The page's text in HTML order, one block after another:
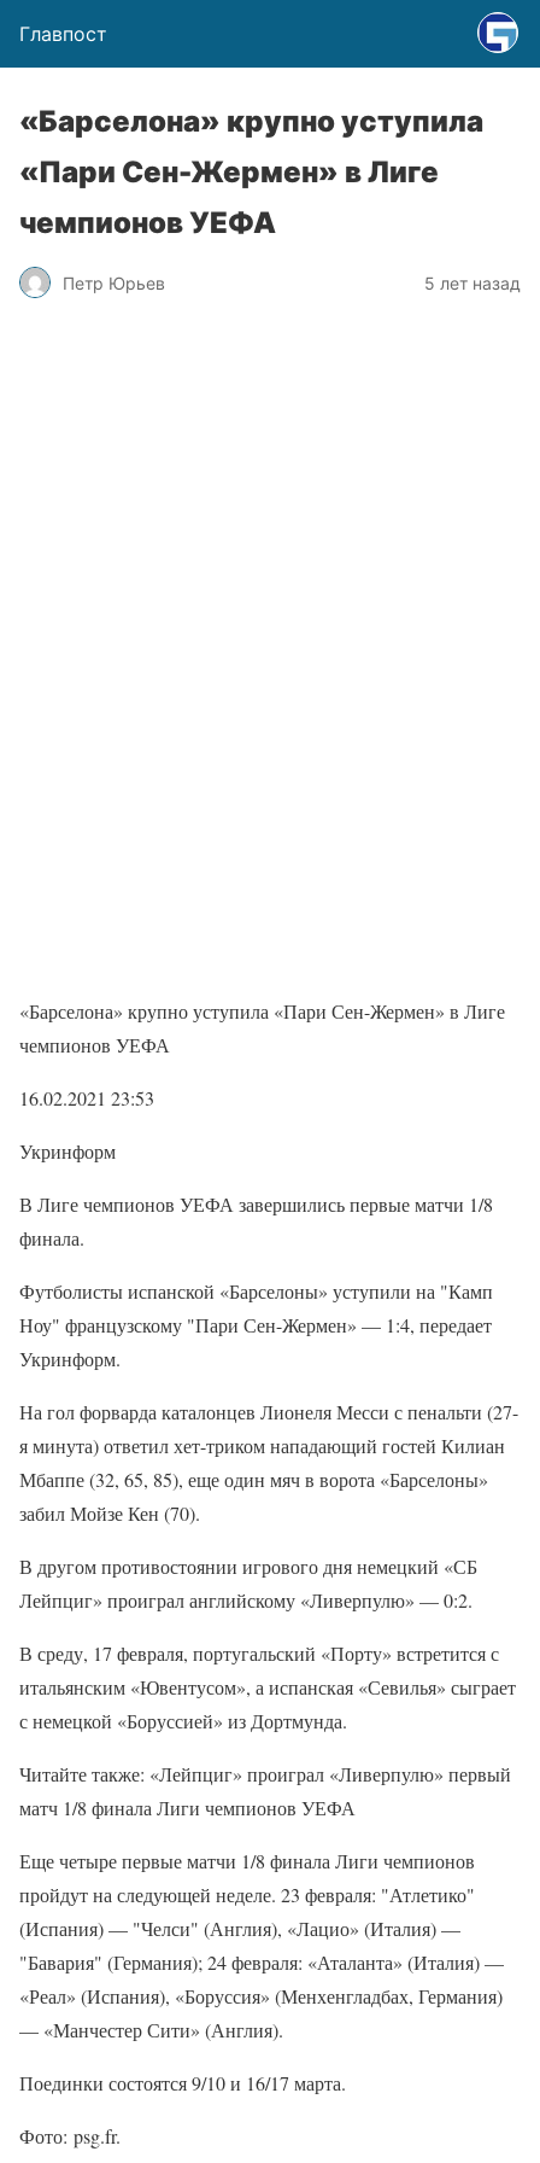
Главпост
«Барселона» крупно уступила
«Пари Сен-Жермен» в Лиге
чемпионов УЕФА
Петр Юрьев 5 лет назад
«Барселона» крупно уступила «Пари Сен-Жермен» в Лиге
чемпионов УЕФА
16.02.2021 23:53
Укринформ
В Лиге чемпионов УЕФА завершились первые матчи 1/8
финала.
Футболисты испанской «Барселоны» уступили на "Камп
Ноу" французскому "Пари Сен-Жермен» — 1:4, передает
Укринформ.
На гол форварда каталонцев Лионеля Месси с пенальти (27-
я минута) ответил хет-триком нападающий гостей Килиан
Мбаппе (32, 65, 85), еще один мяч в ворота «Барселоны»
забил Мойзе Кен (70).
В другом противостоянии игрового дня немецкий «СБ
Лейпциг» проиграл английскому «Ливерпулю» — 0:2.
В среду, 17 февраля, португальский «Порту» встретится с
итальянским «Ювентусом», а испанская «Севилья» сыграет
с немецкой «Боруссией» из Дортмунда.
Читайте также: «Лейпциг» проиграл «Ливерпулю» первый
матч 1/8 финала Лиги чемпионов УЕФА
Еще четыре первые матчи 1/8 финала Лиги чемпионов
пройдут на следующей неделе. 23 февраля: "Атлетико"
(Испания) — "Челси" (Англия), «Лацио» (Италия) —
"Бавария" (Германия); 24 февраля: «Аталанта» (Италия) —
«Реал» (Испания), «Боруссия» (Менхенгладбах, Германия)
— «Манчестер Сити» (Англия).
Поединки состоятся 9/10 и 16/17 марта.
Фото: psg.fr.